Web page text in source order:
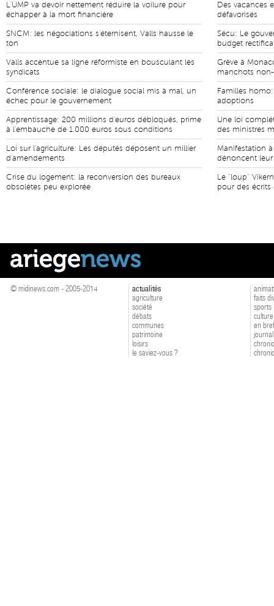
L'UMP va devoir nettement réduire la voilure pour
échapper à la mort financière
SNCM: les négociations s'éternisent, Valls hausse le
ton
Valls accentue sa ligne réformiste en bousculant les
syndicats
Conférence sociale: le dialogue social mis à mal, un
échec pour le gouvernement
Apprentissage: 200 millions d'euros débloqués, prime
à l'embauche de 1.000 euros sous conditions
Loi sur l'agriculture: Les députés déposent un millier
d'amendements
Crise du logement: la reconversion des bureaux
obsolètes peu explorée
Des vacances
défavorisés
Sécu: Le
budget
Grève à
manchots
Familles
adoptions
Une loi
des ministres
Manifestation
dénoncent
Le "loup"
pour des écrits
© midinews.com - 2005-2014
actualités
agriculture
société
débats
communes
patrimoine
loisirs
le saviez-vous ?
faits
sports
culture
en bref